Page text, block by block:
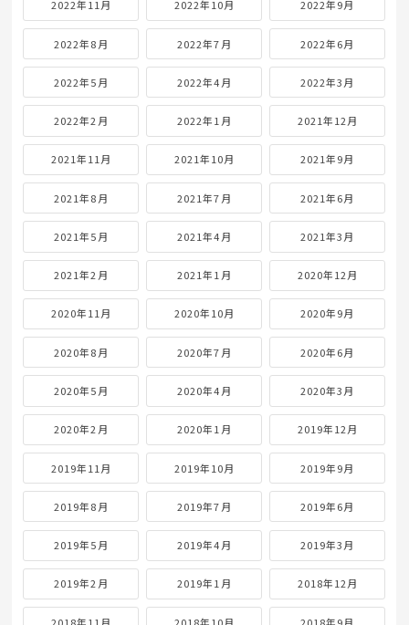
2022年11月 2022年10月 2022年9月
2022年8月 2022年7月 2022年6月
2022年5月 2022年4月 2022年3月
2022年2月 2022年1月 2021年12月
2021年11月 2021年10月 2021年9月
2021年8月 2021年7月 2021年6月
2021年5月 2021年4月 2021年3月
2021年2月 2021年1月 2020年12月
2020年11月 2020年10月 2020年9月
2020年8月 2020年7月 2020年6月
2020年5月 2020年4月 2020年3月
2020年2月 2020年1月 2019年12月
2019年11月 2019年10月 2019年9月
2019年8月 2019年7月 2019年6月
2019年5月 2019年4月 2019年3月
2019年2月 2019年1月 2018年12月
2018年11月 2018年10月 2018年9月